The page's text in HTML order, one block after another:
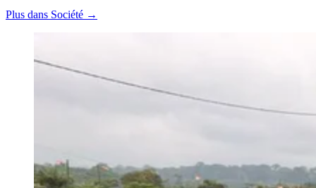
Plus dans Société →